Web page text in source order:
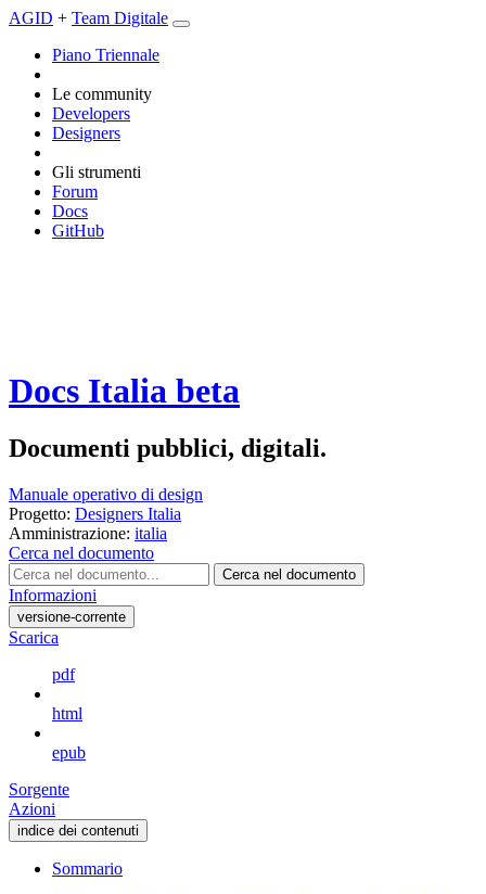
AGID + Team Digitale
Piano Triennale
Le community
Developers
Designers
Gli strumenti
Forum
Docs
GitHub
Docs Italia beta
Documenti pubblici, digitali.
Manuale operativo di design
Progetto: Designers Italia
Amministrazione: italia
Cerca nel documento
Cerca nel documento
Informazioni
versione-corrente
Scarica
pdf
html
epub
Sorgente
Azioni
indice dei contenuti
Sommario